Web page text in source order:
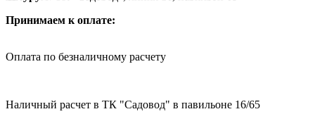
Принимаем к оплате:
Оплата по безналичному расчету
Наличный расчет в ТК "Садовод" в павильоне 16/65